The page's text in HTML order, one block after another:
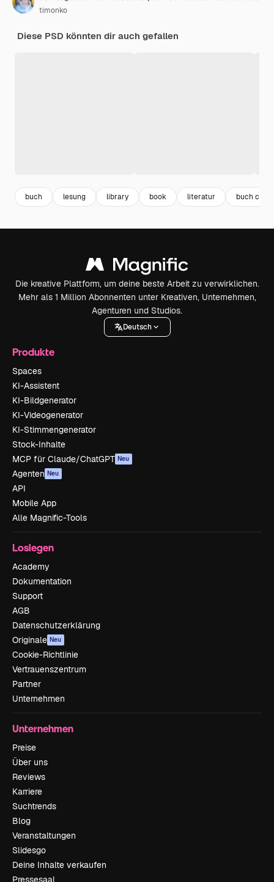
timonko
Diese PSD könnten dir auch gefallen
buch lesung library book literatur buch
Die kreative Plattform, um deine beste Arbeit zu verwirklichen.
Mehr als 1 Million Abonnenten unter Kreativen, Unternehmen,
Agenturen und Studios.
Deutsch
Produkte
Spaces
KI-Assistent
KI-Bildgenerator
KI-Videogenerator
KI-Stimmengenerator
Stock-Inhalte
MCP für Claude/ChatGPT Neu
Agenten Neu
API
Mobile App
Alle Magnific-Tools
Loslegen
Academy
Dokumentation
Support
AGB
Datenschutzerklärung
Originale Neu
Cookie-Richtlinie
Vertrauenszentrum
Partner
Unternehmen
Unternehmen
Preise
Über uns
Reviews
Karriere
Suchtrends
Blog
Veranstaltungen
Slidesgo
Deine Inhalte verkaufen
Pressesaal